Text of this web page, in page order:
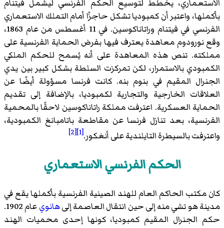
الاستعماري، يخطط لتوسيع الحكم الفرنسي ليشمل فيتنام
بأكملها، واعتبر أن كمبوديا تشكل حاجزًا أمام التملك الاستعماري
الفرنسي في فيتنام وراتاناكوسين. في 11 أغسطس من عام 1863،
وقع نورودوم معاهدة يعترف فيها بفرض الحماية الفرنسية على
مملكته. تنص هذه المعاهدة على أنه يُسمح للحكم الملكي
الكمبودي بالاستمرار، لكن تمركزت السلطة بشكل كبير بين يدي
الجنرال المقيم في بنوم بنه. كانت فرنسا مسؤولة أيضًا عن
العلاقات الخارجية والتجارية لكمبوديا، بالإضافة إلى تقديم
الحماية العسكرية. اعترفت مملكة راتاناكوسين لاحقًا بالمحمية
الفرنسية، بعد تنازل فرنسا عن مقاطعة باتامبانغ الكمبودية،
واعترفت بالسيطرة التايلندية على أنغكور.[1]
[2]
الحكم الفرنسي الاستعماري
كان مكتب الحاكم العام للهند الصينية الفرنسية بأكملها يقع في
مدينة هو تشي منه إلى حين انتقال العاصمة إلىهانوي
عام 1902.
حكم الجنرال المقيم كمبوديا، كونها إحدى محميات الهند